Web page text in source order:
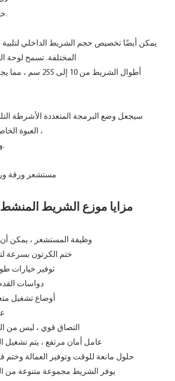
ختم قوي بما فيه الكفاية.
يمكن أيضًا تخصيص حجم الشريط الداخلي لتلبية
أطوال الشريط من 10
سيجعل وضع البرمجة المتعددة الأشرطة
العبوة الخاصة بك بسرعة وسلاسة ،
وتحسين كفاءة التغليف.
مزايا موزع الشريط المنشط
*وظيفة المستشعر ، يمكن
*ختم الكرتون بسرعة
*توفير خيارات طول
*دواسات
*أوضاع تشغيل
*التصاق قوي ، ليس من
*عامل أمان مرتفع ، يتم تشغيل
*حلول مانعة للوقت وتوفير العمالة وختم
*يوفر الشريط مجموعة متنوعة من